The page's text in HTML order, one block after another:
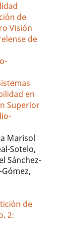
de
Visión
de
en
Superior
Marisol
Sotelo,
Sánchez-
de
2: